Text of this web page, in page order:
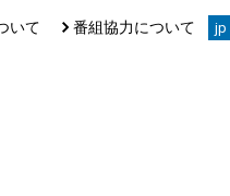
いて 番組協力について jp